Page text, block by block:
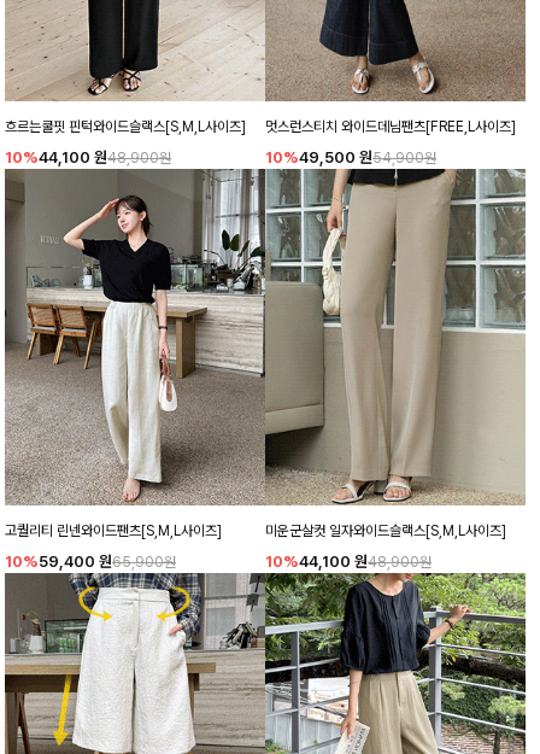
흐르는쿨핏 핀턱와이드슬랙스[S,M,L사이즈]
10%44,100 원48,900원
멋스런스티치 와이드데님팬츠[FREE,L사이즈]
10%49,500 원54,900원
고퀄리티 린넨와이드팬츠[S,M,L사이즈]
10%59,400 원65,900원
미운군살컷 일자와이드슬랙스[S,M,L사이즈]
10%44,100 원48,900원